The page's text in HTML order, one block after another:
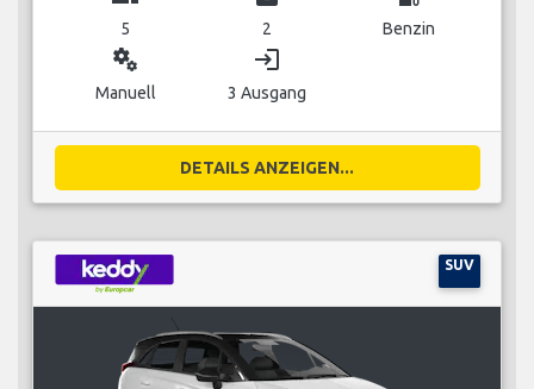
5 2 Benzin
miscellaneous_services
Manuell
login
3 Ausgang
DETAILS ANZEIGEN...
SUV